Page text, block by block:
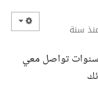
سنة
سنوات تواصل معي